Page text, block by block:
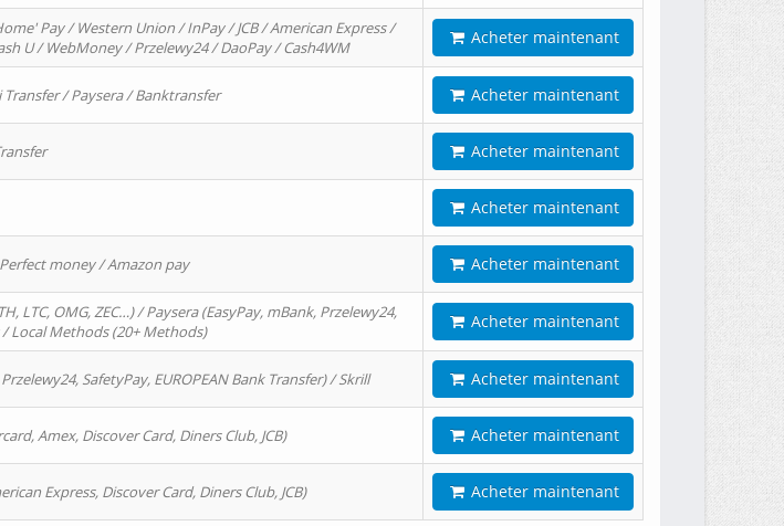
Pay / Western Union / InPay / JCB / American Express /
U / WebMoney / Przelewy24 / DaoPay / Cash4WM
Acheter maintenant
/ Paysera / Banktransfer Acheter maintenant
Acheter maintenant
Acheter maintenant
money / Amazon pay Acheter maintenant
LTC, OMG, ZEC…) / Paysera (EasyPay, mBank, Przelewy24,
/ Local Methods (20+ Methods)
Acheter maintenant
SafetyPay, EUROPEAN Bank Transfer) / Skrill Acheter maintenant
Amex, Discover Card, Diners Club, JCB) Acheter maintenant
Express, Discover Card, Diners Club, JCB) Acheter maintenant